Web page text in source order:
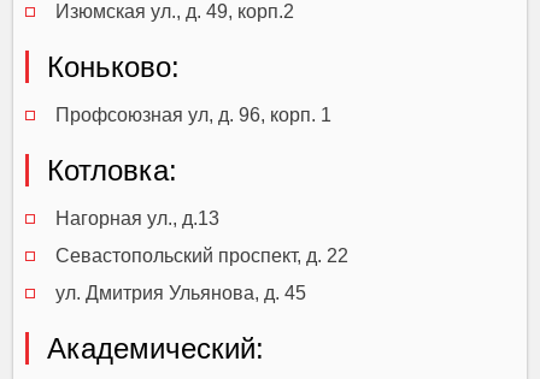
Изюмская ул., д. 49, корп.2
Коньково:
Профсоюзная ул, д. 96, корп. 1
Котловка:
Нагорная ул., д.13
Севастопольский проспект, д. 22
ул. Дмитрия Ульянова, д. 45
Академический: